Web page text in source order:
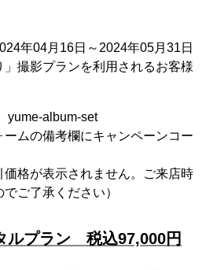
年04月16日～2024年05月31日
撮影プランを利用されるお客様
yume-album-set
ムの備考欄にキャンペーンコー
価格が表示されません。ご来店時
ご了承ください）
ルプラン 税込97,000円